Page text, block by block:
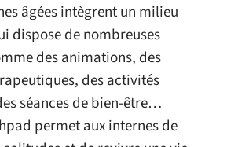
âgées intègrent un milieu
dispose de nombreuses
des animations, des
des activités
séances de bien-être…
permet aux internes de